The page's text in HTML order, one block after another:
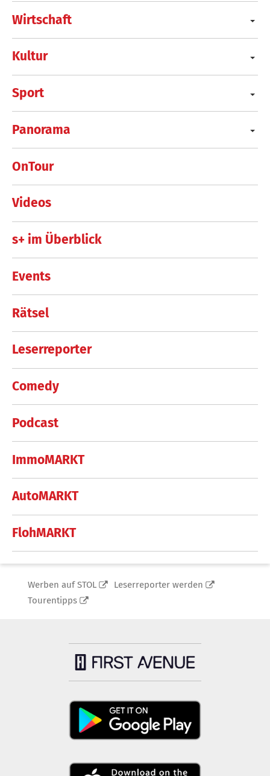
Wirtschaft
Kultur
Sport
Panorama
OnTour
Videos
s+ im Überblick
Events
Rätsel
Leserreporter
Comedy
Podcast
ImmoMARKT
AutoMARKT
FlohMARKT
Werben auf STOL
Leserreporter werden
Tourentipps